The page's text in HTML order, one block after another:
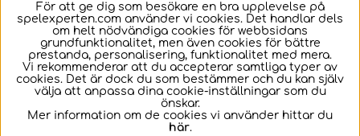
Svenska
För att ge dig som besökare en bra upplevelse på
spelexperten.com använder vi cookies. Det handlar dels
om helt nödvändiga cookies för webbsidans
grundfunktionalitet, men även cookies för bättre
prestanda, personalisering, funktionalitet med mera.
Vi rekommenderar att du accepterar samtliga typer av
cookies. Det är dock du som bestämmer och du kan själv
välja att anpassa dina cookie-inställningar som du
önskar.
Mer information om de cookies vi använder hittar du
här.